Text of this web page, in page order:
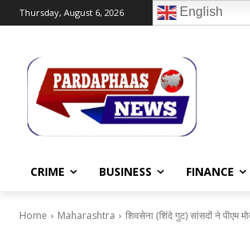
Thursday, August 6, 2026 English
CRIME BUSINESS FINANCE
Home Maharashtra शिवसेना (शिंदे गुट) सांसदों ने पीएम